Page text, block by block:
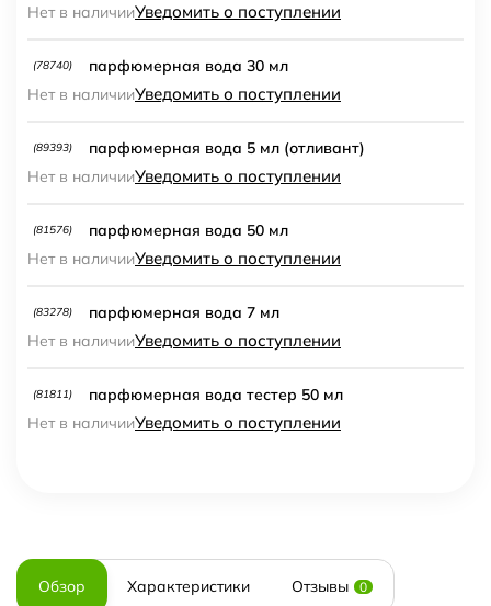
Нет в наличииУведомить о поступлении
(78740)
парфюмерная вода 30 мл
Нет в наличииУведомить о поступлении
(89393)
парфюмерная вода 5 мл (отливант)
Нет в наличииУведомить о поступлении
(81576)
парфюмерная вода 50 мл
Нет в наличииУведомить о поступлении
(83278)
парфюмерная вода 7 мл
Нет в наличииУведомить о поступлении
(81811)
парфюмерная вода тестер 50 мл
Нет в наличииУведомить о поступлении
Обзор Характеристики Отзывы 0